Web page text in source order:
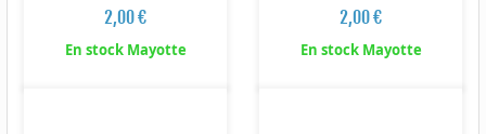
2,00 €
En stock Mayotte
2,00 €
En stock Mayotte